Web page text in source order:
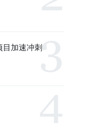
目加速冲刺